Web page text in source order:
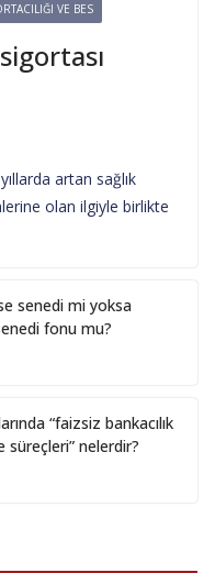
VE BES
artan sağlık
olan ilgiyle birlikte
senedi mi yoksa
fonu mu?
“faizsiz bankacılık
süreçleri” nelerdir?